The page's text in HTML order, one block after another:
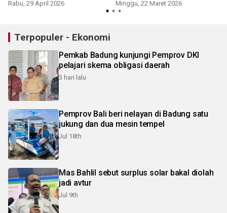
Rabu, 29 April 2026 Minggu, 22 Maret 2026
Terpopuler - Ekonomi
Pemkab Badung kunjungi Pemprov DKI
pelajari skema obligasi daerah
3 hari lalu
Pemprov Bali beri nelayan di Badung satu
jukung dan dua mesin tempel
Jul 18th
Mas Bahlil sebut surplus solar bakal diolah
jadi avtur
Jul 9th